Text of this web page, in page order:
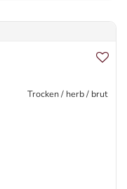
Trocken / herb / brut